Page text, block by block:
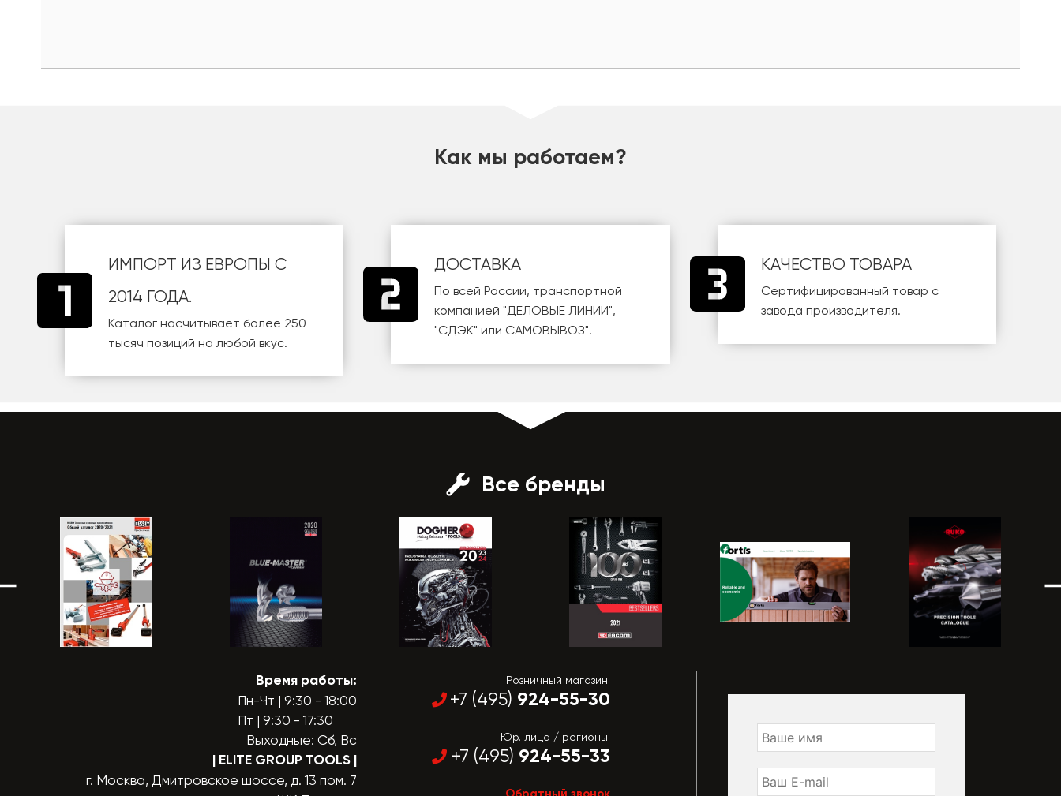
Как мы работаем?
ИМПОРТ ИЗ ЕВРОПЫ С
2014 ГОДА.
Каталог насчитывает более 250
тысяч позиций на любой вкус.
ДОСТАВКА
По всей России, транспортной
компанией"ДЕЛОВЫЕ ЛИНИИ",
"СДЭК" или САМОВЫВОЗ".
КАЧЕСТВО ТОВАРА
Сертифицированный товар с
завода производителя.
Все бренды
Время работы:
Пн-Чт | 9:30 - 18:00
Пт | 9:30 - 17:30
Выходные: Сб, Вс
| ELITE GROUP TOOLS |
г. Москва, Дмитровское шоссе, д. 13 пом. 7
Розничный магазин:
+7 (495) 924-55-30
Юр. лица / регионы:
+7 (495) 924-55-33